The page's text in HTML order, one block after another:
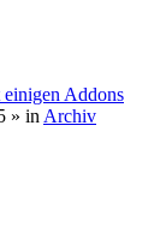
Addons
» in Archiv